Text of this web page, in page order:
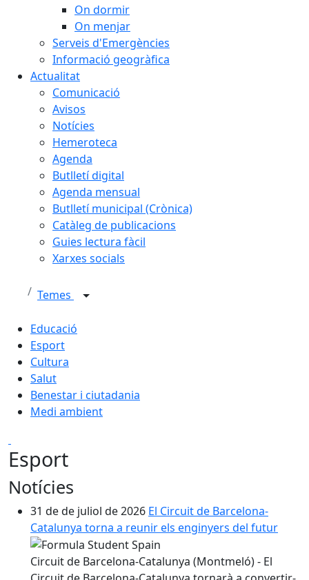
On dormir
On menjar
Serveis d'Emergències
Informació geogràfica
Actualitat
Comunicació
Avisos
Notícies
Hemeroteca
Agenda
Butlletí digital
Agenda mensual
Butlletí municipal (Crònica)
Catàleg de publicacions
Guies lectura fàcil
Xarxes socials
Temes
Educació
Esport
Cultura
Salut
Benestar i ciutadania
Medi ambient
Esport
Notícies
31 de de juliol de 2026 El Circuit de Barcelona-
Catalunya torna a reunir els enginyers del futur
Circuit de Barcelona-Catalunya (Montmeló) - El